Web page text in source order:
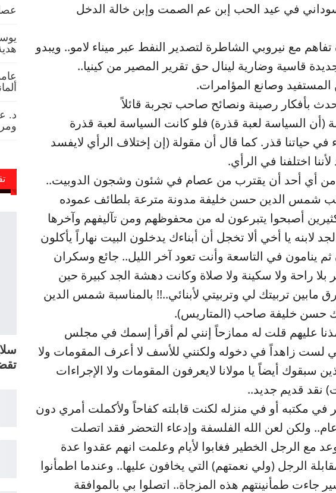
في عيد الحب إبن عم الصمت وإبن خالة الدخل
مع نيروبي الشاطرة لتصدير النفط عبر ميناء لامو.. ويبدو
قاسية وضارية لينال حق تقرير المصير من كينيا..
وصانع المؤامرات.
بأفكار رصينة ونصائح صاحب تجربة قائلاً
(أن السياسة لعبة قذرة) فلو كانت السياسة لعبة قذرة
حياتنا قذر. كما قال أن مقولة (إن إختلاف الرأي لايفسد
اختلفنا في الرأي.
من أي أحد أن يقترب من عصام في شئون وشجون الدوبيت..
شمس الدين حسن خليفة مدونة مترعة بلطائف عموده
أصبحوا يتبرعون له من محفوظهم ومن تآليفهم وآخرها
يا أخي ألا تخجل أن أبناءك يدخلون البيت نهاراً يأكلون
ينامون في التاسعة وأنت تعود آخر الليل.. جائع وسكران
بلا راحة ولا سكينة ولا صلاة وكانت دهشة الجد كبيرة حين
مابين تربيتك لي وتربيتي لأبنائي..!! بالمناسبة شمس الدين
حسن خليفة صاحب (المتاريس).
عليهم قلت له ممازحاً إنني لم أقرأ إسمك في مجلس
لست زاهداً في دخوله ولكنني للأسف لا أعرف المقومات ولا
سبقوك أيضاً يا مولانا لايعرفون المقومات ولا الإجراءات
نقد قديم جديد..
في مكتبه أو في منزله لكنت قابلته كفاحاً ولأكملت أمري دون
ولكن لعن الله الفلسفة وإدعاء التحضر فقد اتصلت
مع الرجل الخطير فغابوا لأيام وعلمت انهم عقدوا عدة
الرجل (ولي نعمتهم) التي يخافون عليها.. وعندما اطمأنوا
طمأنينتهم هذه المزجاة.. اتصلوا بي بالموافقة
د.